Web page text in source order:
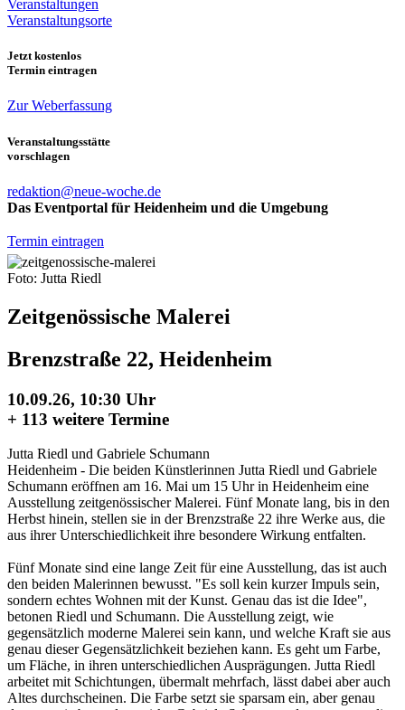
Veranstaltungen
Veranstaltungsorte
Jetzt kostenlos
Termin eintragen
Zur Weberfassung
Veranstaltungsstätte
vorschlagen
redaktion@neue-woche.de
Das Eventportal für Heidenheim und die Umgebung
Termin eintragen
Foto: Jutta Riedl
Zeitgenössische Malerei
Brenzstraße 22, Heidenheim
10.09.26, 10:30 Uhr
+ 113 weitere Termine
Jutta Riedl und Gabriele Schumann
Heidenheim - Die beiden Künstlerinnen Jutta Riedl und Gabriele
Schumann eröffnen am 16. Mai um 15 Uhr in Heidenheim eine
Ausstellung zeitgenössischer Malerei. Fünf Monate lang, bis in den
Herbst hinein, stellen sie in der Brenzstraße 22 ihre Werke aus, die
aus ihrer Unterschiedlichkeit ihre besondere Wirkung entfalten.
Fünf Monate sind eine lange Zeit für eine Ausstellung, das ist auch
den beiden Malerinnen bewusst. "Es soll kein kurzer Impuls sein,
sondern echtes Wohnen mit der Kunst. Genau das ist die Idee",
betonen Riedl und Schumann. Die Ausstellung zeigt, wie
gegensätzlich moderne Malerei sein kann, und welche Kraft sie aus
genau dieser Gegensätzlichkeit beziehen kann. Es geht um Farbe,
um Fläche, in ihren unterschiedlichen Ausprägungen. Jutta Riedl
arbeitet mit Schichtungen, übermalt mehrfach, lässt dabei aber auch
Altes durchscheinen. Die Farbe setzt sie sparsam ein, aber genau